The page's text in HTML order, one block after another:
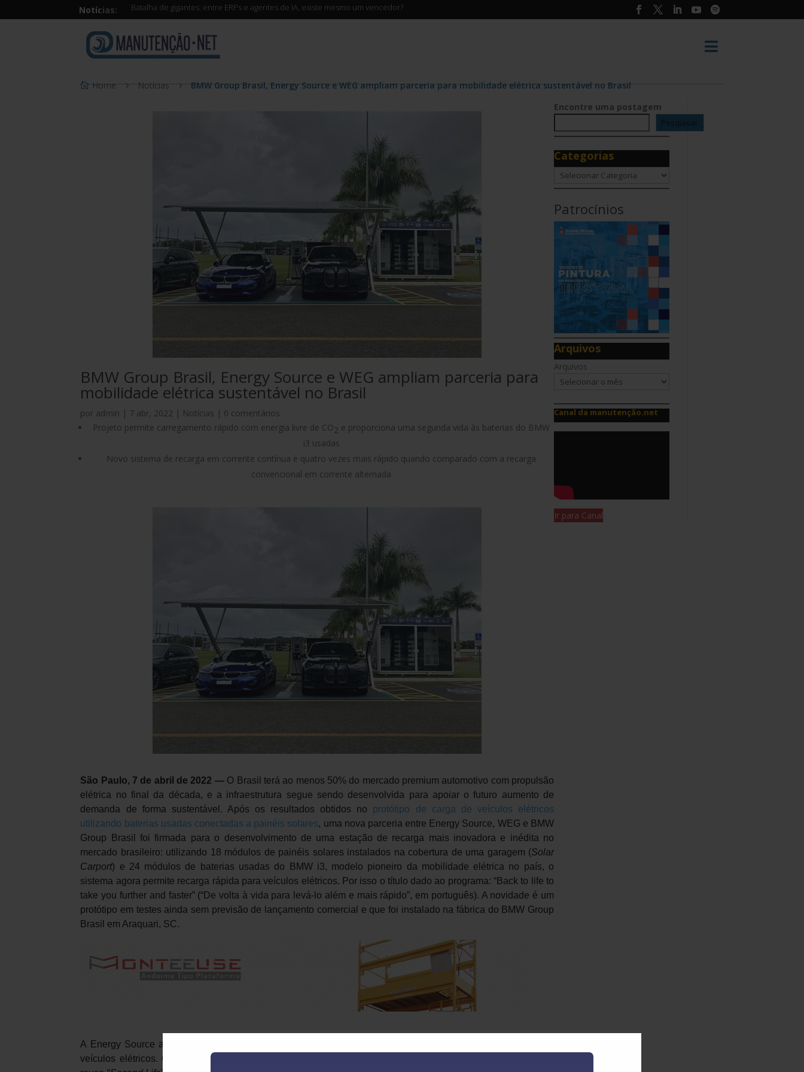
Notícias: Batalha de gigantes: entre ERPs e agentes de IA, existe mesmo um vencedor?

Home Notícias BMW Group Brasil, Energy Source e WEG ampliam parceria para mobilidade elétrica sustentável no Brasil
BMW Group Brasil, Energy Source e WEG ampliam parceria para
mobilidade elétrica sustentável no Brasil
por admin | 7 abr, 2022 | Notícias | 0 comentários
Projeto permite carregamento rápido com energia livre de CO2 e proporciona uma segunda vida às baterias do BMW
i3 usadas
Novo sistema de recarga em corrente contínua é quatro vezes mais rápido quando comparado com a recarga
convencional em corrente alternada
São Paulo, 7 de abril de 2022 — O Brasil terá ao menos 50% do mercado premium automotivo com propulsão
elétrica no final da década, e a infraestrutura segue sendo desenvolvida para apoiar o futuro aumento de
demanda de forma sustentável. Após os resultados obtidos no protótipo de carga de veículos elétricos
utilizando baterias usadas conectadas a painéis solares, uma nova parceria entre Energy Source, WEG e BMW
Group Brasil foi firmada para o desenvolvimento de uma estação de recarga mais inovadora e inédita no
mercado brasileiro: utilizando 18 módulos de painéis solares instalados na cobertura de uma garagem (Solar
Carport) e 24 módulos de baterias usadas do BMW i3, modelo pioneiro da mobilidade elétrica no país, o
sistema agora permite recarga rápida para veículos elétricos. Por isso o título dado ao programa: “Back to life to
take you further and faster” (“De volta à vida para levá-lo além e mais rápido”, em português). A novidade é um
protótipo em testes ainda sem previsão de lançamento comercial e que foi instalado na fábrica do BMW Group
Brasil em Araquari, SC.
A Energy Source aplicou um algoritmo que otimiza a seleção correta dos módulos das baterias usadas dos
veículos elétricos. O algoritmo analisa e seleciona os módulos aptos a serem enviados para o processo de
Encontre uma postagem
Pesquisar
Categorias
Categorias
Patrocínios
Arquivos
Arquivos
Canal da manutenção.net
Ir para Canal